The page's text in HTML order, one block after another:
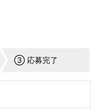
③ 応募完了